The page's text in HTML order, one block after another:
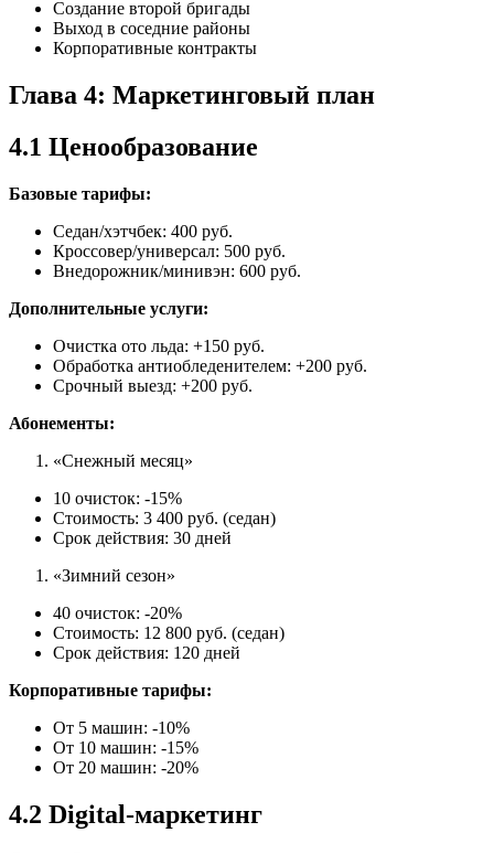
Создание второй бригады
Выход в соседние районы
Корпоративные контракты
Глава 4: Маркетинговый план
4.1 Ценообразование
Базовые тарифы:
Седан/хэтчбек: 400 руб.
Кроссовер/универсал: 500 руб.
Внедорожник/минивэн: 600 руб.
Дополнительные услуги:
Очистка ото льда: +150 руб.
Обработка антиобледенителем: +200 руб.
Срочный выезд: +200 руб.
Абонементы:
«Снежный месяц»
10 очисток: -15%
Стоимость: 3 400 руб. (седан)
Срок действия: 30 дней
«Зимний сезон»
40 очисток: -20%
Стоимость: 12 800 руб. (седан)
Срок действия: 120 дней
Корпоративные тарифы:
От 5 машин: -10%
От 10 машин: -15%
От 20 машин: -20%
4.2 Digital-маркетинг